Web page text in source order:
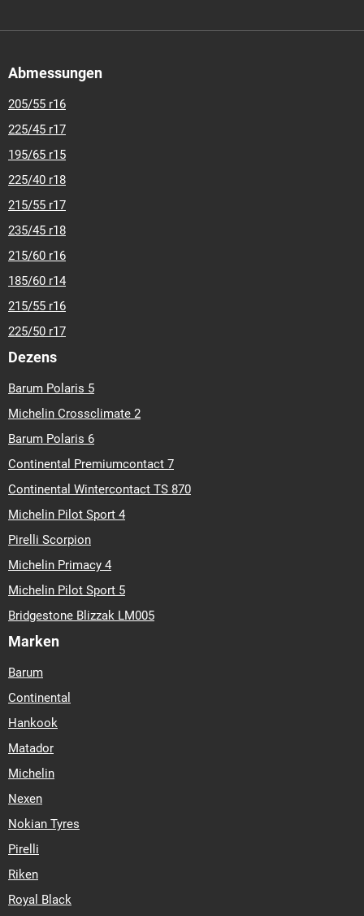
Abmessungen
205/55 r16
225/45 r17
195/65 r15
225/40 r18
215/55 r17
235/45 r18
215/60 r16
185/60 r14
215/55 r16
225/50 r17
Dezens
Barum Polaris 5
Michelin Crossclimate 2
Barum Polaris 6
Continental Premiumcontact 7
Continental Wintercontact TS 870
Michelin Pilot Sport 4
Pirelli Scorpion
Michelin Primacy 4
Michelin Pilot Sport 5
Bridgestone Blizzak LM005
Marken
Barum
Continental
Hankook
Matador
Michelin
Nexen
Nokian Tyres
Pirelli
Riken
Royal Black